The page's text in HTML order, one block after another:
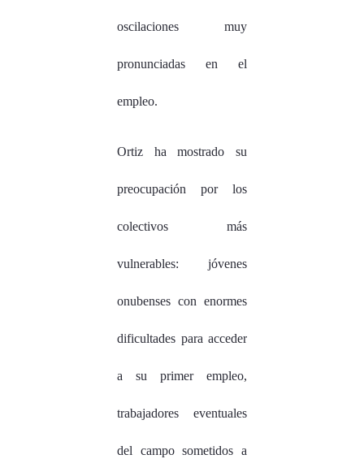
oscilaciones muy
pronunciadas en el
empleo.
Ortiz ha mostrado su
preocupación por los
colectivos más
vulnerables: jóvenes
onubenses con enormes
dificultades para acceder
a su primer empleo,
trabajadores eventuales
del campo sometidos a